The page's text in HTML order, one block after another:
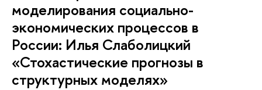
моделирования социально-
экономических процессов в
России: Илья Слаболицкий
«Стохастические прогнозы в
структурных моделях»